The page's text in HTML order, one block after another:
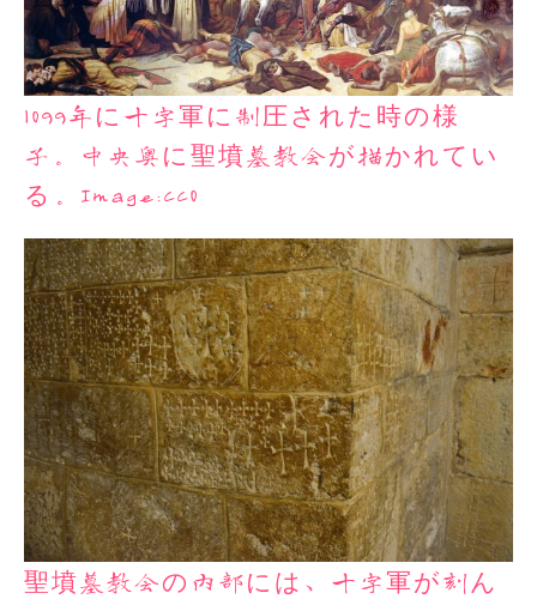
1099年に十字軍に制圧された時の様
子。中央奥に聖墳墓教会が描かれてい
る。Image:CC0
聖墳墓教会の内部には、十字軍が刻ん